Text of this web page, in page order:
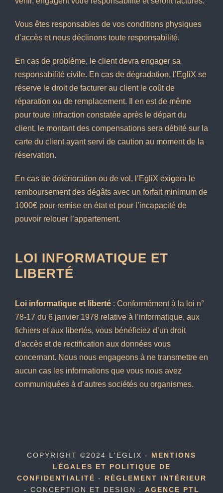
Vous êtes responsables de vos conditions physiques
d’accès et nous déclinons toute responsabilité.
En cas de problème, le client devra engager sa
responsabilité civile. En cas de dégradation, l’EgliX se
réserve le droit de facturer au client le coût de
réparation ou de remplacement. Il en est de même
pour toute infraction constatée après le départ du
client, le montant des compensations sera débité sur la
carte du client ayant servi de caution au moment de la
réservation.
En cas de détérioration ou de vol, l’EgliX exigera le
remboursement des dégâts avec un forfait minimum de
1000€ pour remise en état et pour l’incapacité de
pouvoir relouer l’appartement.
LOI INFORMATIQUE ET
LIBERTÉ
Loi informatique et liberté : Conformément à la loi n°
78-17 du 6 janvier 1978 relative à l’informatique, aux
fichiers et aux libertés, vous bénéficiez d’un droit
d’accès et de rectification aux données vous
concernant. Nous nous engageons à ne transmettre en
aucun cas les informations que vous nous avez
communiquées à d’autres sociétés ou organismes.
COPYRIGHT ©2024 L'EGLIX - MENTIONS
LÉGALES ET POLITIQUE DE
CONFIDENTIALITÉ - RÈGLEMENT INTÉRIEUR
- CONCEPTION ET DESIGN : AGENCE PTL